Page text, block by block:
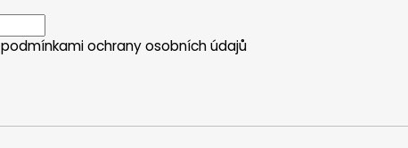
podmínkami ochrany osobních údajů